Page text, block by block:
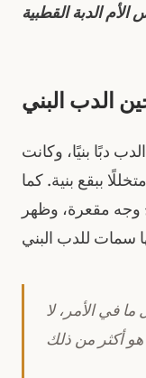
الدب البني
دبًا بنيًا، وكانت
ببقع بنية. كما
وجه مقعرة، وظهر
ما في الأمر، لا